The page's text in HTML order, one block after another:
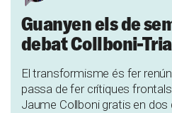
Guanyen els de
debat Collboni-
El transformisme és fer
passa de fer crítiques
Jaume Collboni gratis en dos